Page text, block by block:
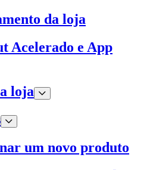
da loja
Acelerado e App
loja
um novo produto